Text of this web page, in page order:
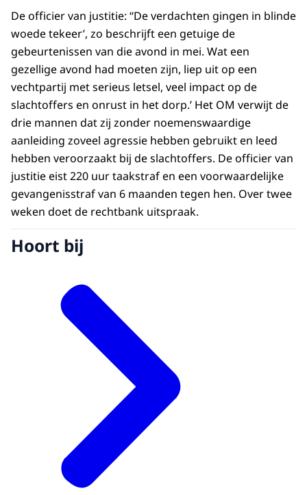
De officier van justitie: ‘‘De verdachten gingen in blinde
woede tekeer’, zo beschrijft een getuige de
gebeurtenissen van die avond in mei. Wat een
gezellige avond had moeten zijn, liep uit op een
vechtpartij met serieus letsel, veel impact op de
slachtoffers en onrust in het dorp.’ Het OM verwijt de
drie mannen dat zij zonder noemenswaardige
aanleiding zoveel agressie hebben gebruikt en leed
hebben veroorzaakt bij de slachtoffers. De officier van
justitie eist 220 uur taakstraf en een voorwaardelijke
gevangenisstraf van 6 maanden tegen hen. Over twee
weken doet de rechtbank uitspraak.
Hoort bij